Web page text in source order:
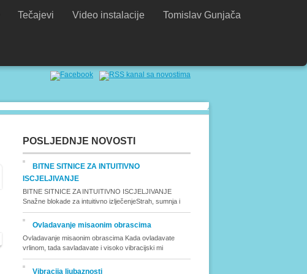
Tečajevi Video instalacije Tomislav Gunjača
POSLJEDNJE NOVOSTI
BITNE SITNICE ZA INTUITIVNO
ISCJELJIVANJE
BITNE SITNICE ZA INTUITIVNO ISCJELJIVANJE
Snažne blokade za intuitivno izlječenjeStrah, sumnja i
Ovladavanje misaonim obrascima
Ovladavanje misaonim obrascima Kada ovladavate
vrlinom, tada savladavate i visoko vibracijski mi
Vibracija ljubaznosti